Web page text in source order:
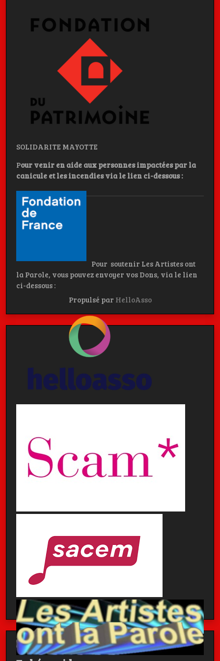
SOLIDARITE MAYOTTE
Pour venir en aide aux personnes impactées par la
canicule et les incendies via le lien ci-dessous :
Pour soutenir Les Artistes ont
la Parole, vous pouvez envoyer vos Dons, via le lien
ci-dessous :
Propulsé par HelloAsso